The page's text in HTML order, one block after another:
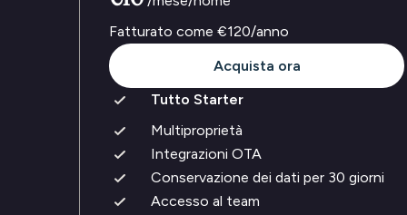
Fatturato come €120/anno
Acquista ora
Tutto Starter
Multiproprietà
Integrazioni OTA
Conservazione dei dati per 30 giorni
Accesso al team